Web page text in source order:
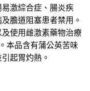
激綜合症、腸炎疾
膽道阻塞患者禁用。
使用雌激素藥物治療
本品含有蒲公英苦味
起胃灼熱。